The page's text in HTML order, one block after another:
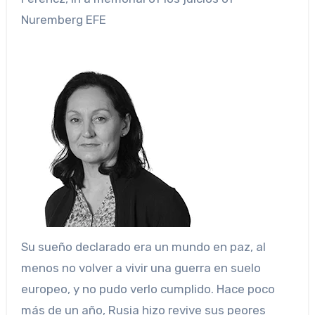
Nuremberg EFE
Su sueño declarado era un mundo en paz, al
menos no volver a vivir una guerra en suelo
europeo, y no pudo verlo cumplido. Hace poco
más de un año, Rusia hizo revive sus peores